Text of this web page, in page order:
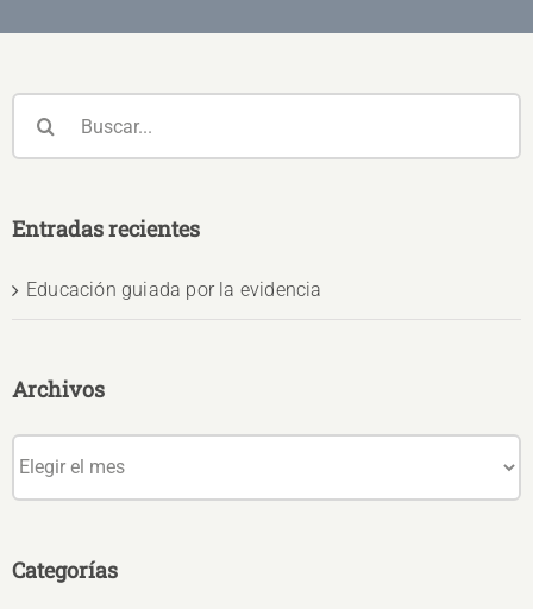
Entradas recientes
Educación guiada por la evidencia
Archivos
Categorías